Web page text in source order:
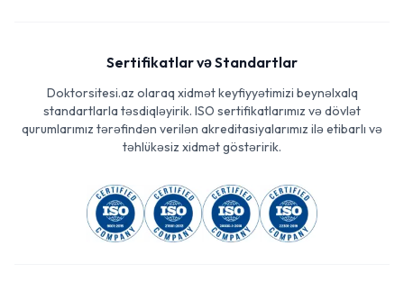
Sertifikatlar və Standartlar
Doktorsitesi.az olaraq xidmət keyfiyyətimizi beynəlxalq
standartlarla təsdiqləyirik. ISO sertifikatlarımız və dövlət
qurumlarımız tərəfindən verilən akreditasiyalarımız ilə etibarlı və
təhlükəsiz xidmət göstəririk.